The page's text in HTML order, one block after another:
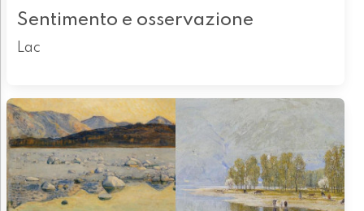
Sentimento e osservazione
Lac